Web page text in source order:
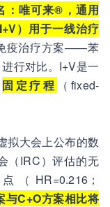
：唯可来®，通用
）用于一线治疗
疫治疗方案——苯
行对比。I+V是一
固定疗程
（fixed-
拟大会上公布的数
（IRC）评估的无
HR=0.216；
与C+O方案相比将